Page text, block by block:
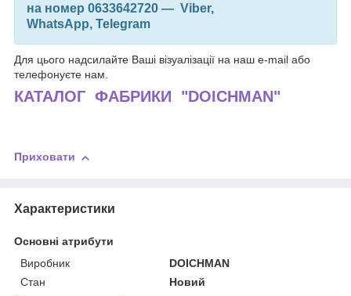
на номер 0633642720 — Viber,
WhatsApp, Telegram
Для цього надсилайте Ваші візуалізації на наш e-mail або
телефонуєте нам.
КАТАЛОГ ФАБРИКИ "DOICHMAN"
Приховати
Характеристики
Основні атрибути
Виробник
DOICHMAN
Стан
Новий